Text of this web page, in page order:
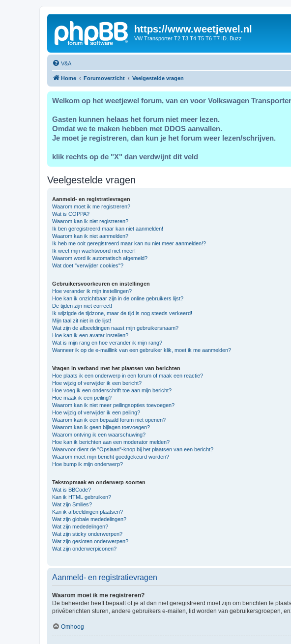
https://www.weetjewel.nl
VW Transporter T2 T3 T4 T5 T6 T7 ID. Buzz
V&A
Home Forumoverzicht Veelgestelde vragen
Welkom op het weetjewel forum, van en voor Volkswagen
Gasten kunnen helaas het forum niet meer lezen.
Omdat we te maken hebben met DDOS aanvallen.
Je moet je registreren, dan kun je het forum weer lezen/schrijven.
klik rechts op de "X" dan verdwijnt dit veld
Veelgestelde vragen
Aanmeld- en registratievragen
Waarom moet ik me registreren?
Wat is COPPA?
Waarom kan ik niet registreren?
Ik ben geregistreerd maar kan niet aanmelden!
Waarom kan ik niet aanmelden?
Ik heb me ooit geregistreerd maar kan nu niet meer aanmelden!?
Ik weet mijn wachtwoord niet meer!
Waarom word ik automatisch afgemeld?
Wat doet "verwijder cookies"?
Gebruikersvoorkeuren en instellingen
Hoe verander ik mijn instellingen?
Hoe kan ik onzichtbaar zijn in de online gebruikers lijst?
De tijden zijn niet correct!
Ik wijzigde de tijdzone, maar de tijd is nog steeds verkeerd!
Mijn taal zit niet in de lijst!
Wat zijn de afbeeldingen naast mijn gebruikersnaam?
Hoe kan ik een avatar instellen?
Wat is mijn rang en hoe verander ik mijn rang?
Wanneer ik op de e-maillink van een gebruiker klik, moet ik me aanmelden?
Vragen in verband met het plaatsen van berichten
Hoe plaats ik een onderwerp in een forum of maak een reactie?
Hoe wijzig of verwijder ik een bericht?
Hoe voeg ik een onderschrift toe aan mijn bericht?
Hoe maak ik een peiling?
Waarom kan ik niet meer peilingsopties toevoegen?
Hoe wijzig of verwijder ik een peiling?
Waarom kan ik een bepaald forum niet openen?
Waarom kan ik geen bijlagen toevoegen?
Waarom ontving ik een waarschuwing?
Hoe kan ik berichten aan een moderator melden?
Waarvoor dient de "Opslaan"-knop bij het plaatsen van een bericht?
Waarom moet mijn bericht goedgekeurd worden?
Hoe bump ik mijn onderwerp?
Tekstopmaak en onderwerp soorten
Wat is BBCode?
Kan ik HTML gebruiken?
Wat zijn Smilies?
Kan ik afbeeldingen plaatsen?
Wat zijn globale mededelingen?
Wat zijn mededelingen?
Wat zijn sticky onderwerpen?
Wat zijn gesloten onderwerpen?
Wat zijn onderwerpiconen?
Aanmeld- en registratievragen
Waarom moet ik me registreren?
De beheerder heeft bepaalt of je al dan niet geregistreerd moet zijn om berichten te
privéberichten sturen, andere gebruikers e-mailen, lid worden van gebruikersgroepen,
Omhoog